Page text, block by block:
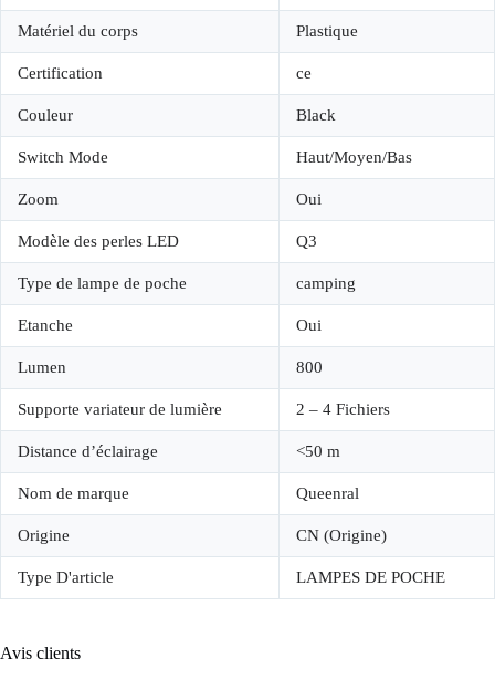
Matériel du corps Plastique
Certification ce
Couleur Black
Switch Mode Haut/Moyen/Bas
Zoom Oui
Modèle des perles LED Q3
Type de lampe de poche camping
Etanche Oui
Lumen 800
Supporte variateur de lumière 2 – 4 Fichiers
Distance d’éclairage <50 m
Nom de marque Queenral
Origine CN (Origine)
Type D'article LAMPES DE POCHE
Avis clients